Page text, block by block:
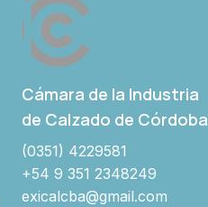
Cámara de la Industria
de Calzado de Córdoba
(0351) 4229581
+54 9 351 2348249
exicalcba@gmail.com